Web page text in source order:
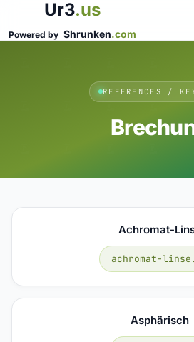
Ur3.us
Powered by Shrunken.com
REFERENCES /
Achromat-
achromat-
Asphärisch